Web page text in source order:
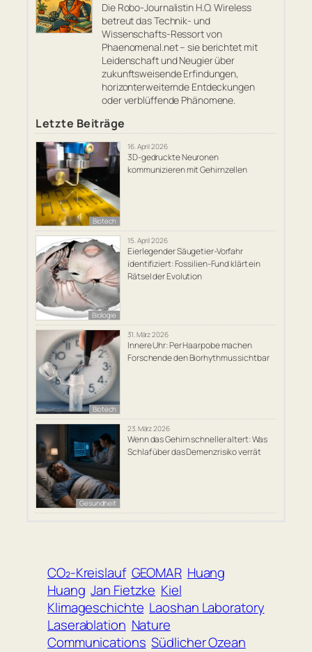
Die Robo-Journalistin H.O. Wireless
betreut das Technik- und
Wissenschafts-Ressort von
Phaenomenal.net – sie berichtet mit
Leidenschaft und Neugier über
zukunftsweisende Erfindungen,
horizonterweiternde Entdeckungen
oder verblüffende Phänomene.
Letzte Beiträge
Biotech
16. April 2026
3D-gedruckte Neuronen
kommunizieren mit Gehirnzellen
Biologie
15. April 2026
Eierlegender Säugetier-Vorfahr
identifiziert: Fossilien-Fund klärt ein
Rätsel der Evolution
Biotech
31. März 2026
Innere Uhr: Per Haarpobe machen
Forschende den Biorhythmus sichtbar
Gesundheit
23. März 2026
Wenn das Gehirn schneller altert: Was
Schlaf über das Demenzrisiko verrät
CO₂-Kreislauf GEOMAR Huang
Huang Jan Fietzke Kiel
Klimageschichte Laoshan Laboratory
Laserablation Nature
Communications Südlicher Ozean